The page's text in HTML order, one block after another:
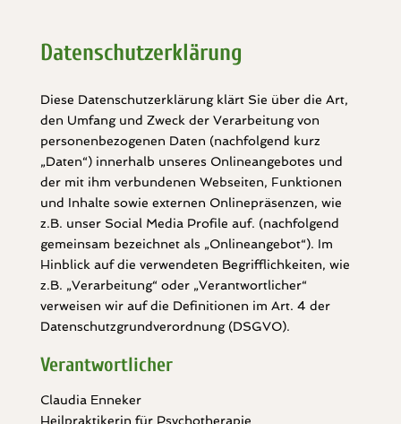
Datenschutzerklärung
Diese Datenschutzerklärung klärt Sie über die Art,
den Umfang und Zweck der Verarbeitung von
personenbezogenen Daten (nachfolgend kurz
„Daten“) innerhalb unseres Onlineangebotes und
der mit ihm verbundenen Webseiten, Funktionen
und Inhalte sowie externen Onlinepräsenzen, wie
z.B. unser Social Media Profile auf. (nachfolgend
gemeinsam bezeichnet als „Onlineangebot“). Im
Hinblick auf die verwendeten Begrifflichkeiten, wie
z.B. „Verarbeitung“ oder „Verantwortlicher“
verweisen wir auf die Definitionen im Art. 4 der
Datenschutzgrundverordnung (DSGVO).
Verantwortlicher
Claudia Enneker
Heilpraktikerin für Psychotherapie